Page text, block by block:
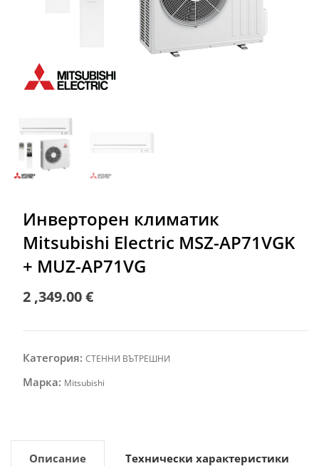
Инверторен климатик
Mitsubishi Electric MSZ-AP71VGK
+ MUZ-AP71VG
2 ,349.00€
Категория: СТЕННИ ВЪТРЕШНИ
Марка: Mitsubishi
Описание Технически характеристики